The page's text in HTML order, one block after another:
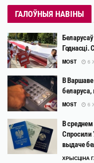
ГАЛОЎНЫЯ НАВІНЫ
Годнасці.
MOST 6
В
беларуса,
MOST 6
В
Спросили
выдаче
ХРЫСЦІНА